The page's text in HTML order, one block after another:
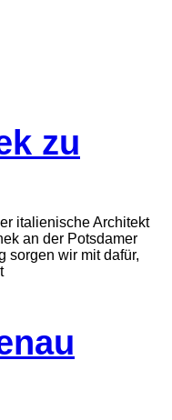
zu
italienische Architekt
an der Potsdamer
sorgen wir mit dafür,